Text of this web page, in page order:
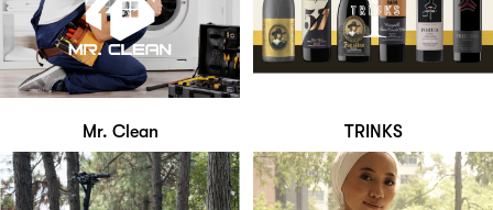
Mr. Clean TRINKS